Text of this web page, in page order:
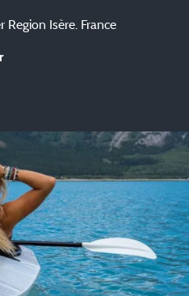
Isère. France